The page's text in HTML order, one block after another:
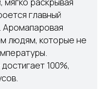
главный
Аромапаровая
людям, которые не
100%,